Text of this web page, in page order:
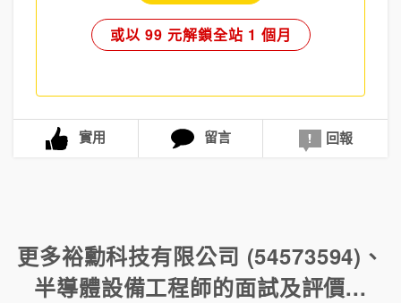
或以 99 元解鎖全站 1 個月
實用 留言 回報
更多裕勳科技有限公司 (54573594) 、
半導體設備工程師的面試及評價...